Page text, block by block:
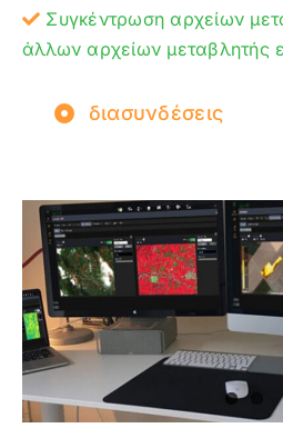
Συγκέντρωση αρχείων
άλλων αρχείων μεταβλητής
διασυνδέσεις